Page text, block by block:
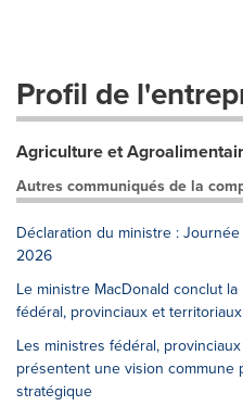
Profil de
Agriculture et
Autres communiqués de la
Déclaration du ministre :
2026
Le ministre MacDonald conclut
fédéral, provinciaux et
Les ministres fédéral,
présentent une vision commune
stratégique